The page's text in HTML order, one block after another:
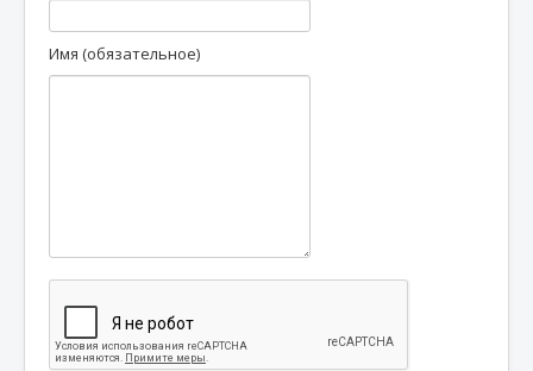
Имя (обязательное)